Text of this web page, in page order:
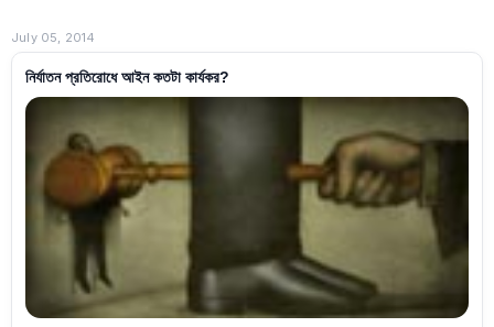
July 05, 2014
নির্যাতন প্রতিরোধে আইন কতটা কার্যকর?